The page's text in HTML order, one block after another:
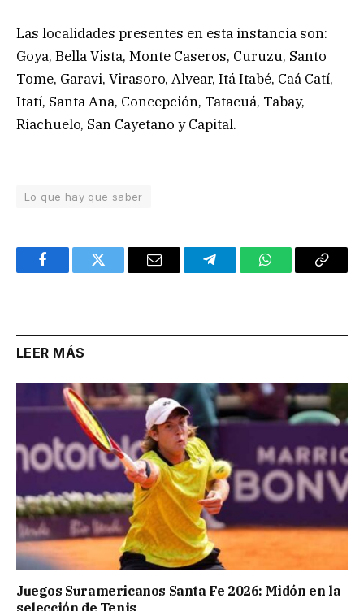
Las localidades presentes en esta instancia son:
Goya, Bella Vista, Monte Caseros, Curuzu, Santo
Tome, Garavi, Virasoro, Alvear, Itá Itabé, Caá Catí,
Itatí, Santa Ana, Concepción, Tatacuá, Tabay,
Riachuelo, San Cayetano y Capital.
Lo que hay que saber
FacebookTwitter Email TelegramWhatsAppCopy
LEER MÁS
Juegos Suramericanos Santa Fe 2026: Midón en la
selección de Tenis